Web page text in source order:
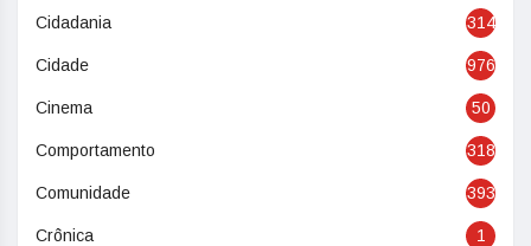
Cidadania 314
Cidade 976
Cinema 50
Comportamento 318
Comunidade 393
Crônica 1